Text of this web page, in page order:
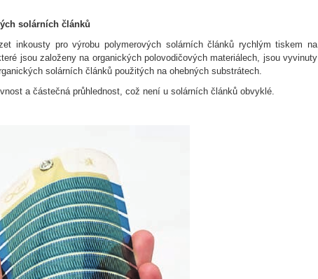
solárních článků
inkousty pro výrobu polymerových solárních článků rychlým tiskem na
jsou založeny na organických polovodičových materiálech, jsou vyvinuty
solárních článků použitých na ohebných substrátech.
a částečná průhlednost, což není u solárních článků obvyklé.